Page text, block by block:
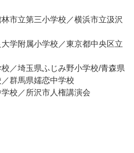
市立第三小学校／横浜市立汲沢
学附属小学校／東京都中央区立
／埼玉県ふじみ野小学校/青森県
群馬県嬬恋中学校
校／所沢市人権講演会